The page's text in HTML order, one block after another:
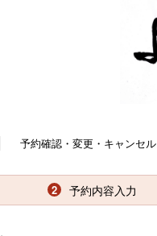
予約確認・変更・キャンセル
2 予約内容入力